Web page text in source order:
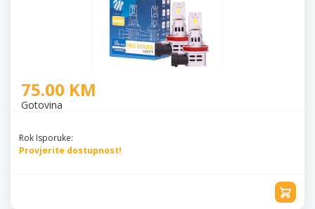
75.00 KM
Gotovina
Rok Isporuke:
Provjerite dostupnost!